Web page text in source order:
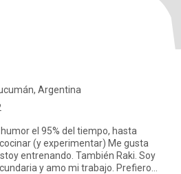
Argentina
el 95% del tiempo, hasta
(y experimentar) Me gusta
entrenando. También Raki. Soy
y amo mi trabajo. Prefiero